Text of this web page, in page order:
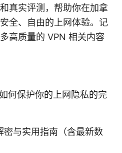
真实评测，帮助你在加拿
全、自由的上网体验。记
高质量的 VPN 相关内容
何保护你的上网隐私的完
与实用指南（含最新数